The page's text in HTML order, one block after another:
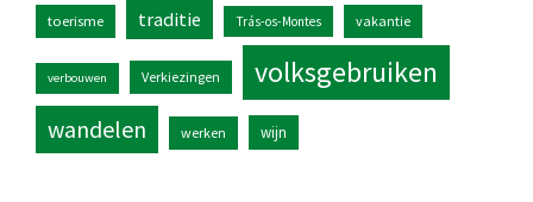
toerisme traditie Trás-os-Montes vakantie
verbouwen Verkiezingen volksgebruiken
wandelen werken wijn